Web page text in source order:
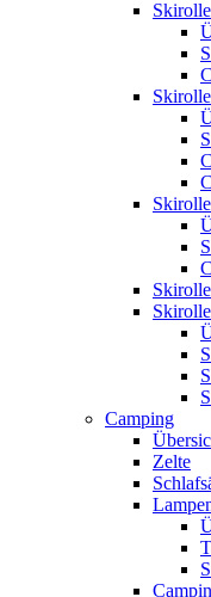
Camping
Zelte